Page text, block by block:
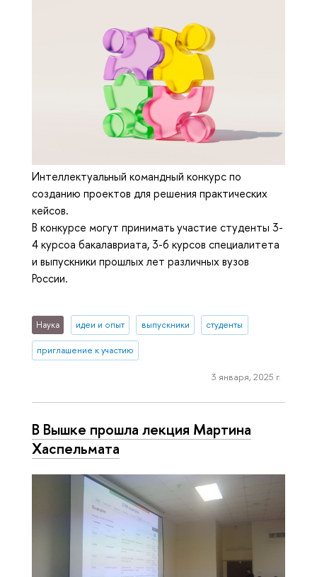
Интеллектуальный командный конкурс по
созданию проектов для решения практических
кейсов.
В конкурсе могут принимать участие студенты 3-
4 курсоа бакалавриата, 3-6 курсов специалитета
и выпускники прошлых лет различных вузов
России.
Наука идеи и опыт выпускники студенты
приглашение к участию
3 января, 2025 г.
В Вышке прошла лекция Мартина
Хаспельмата